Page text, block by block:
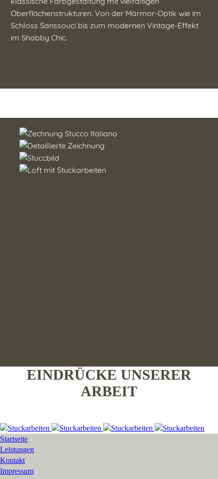
Oberflächenstrukturen. Von der Marmor-Optik wie im
Schloss Sanssouci bis zum modernen Vintage-Effekt
im Shabby Chic.
EINDRÜCKE UNSERER
ARBEIT
Startseite
Leistungen
Kontakt
Impressum